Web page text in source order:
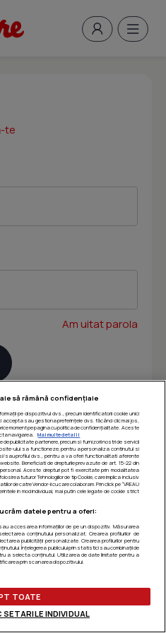
te
Am uitat parola
să rămână confidențiale
pe dispozitivul dvs., precum identificatorii cookie unici
sau gestiona preferințele dvs. făcând clic mai jos,
moment pe pagina cu politica de confidențialitate. Aceste
navigarea.
Mai multe detalii
publicitate partenere, precum si furnizorii nostri de servicii
ului sa functioneze, pentru a personaliza continutul si
sau profilul dvs., pentru a va oferi functionalitati aferente
Beneficiati de drepturile prevazute de art. 15-22 din
Aceste drepturi pot fi exercitate prin modalitatea
tuturor Tehnologiilor de tip Cookie, care implica inclusiv
de catre Vendor-ii cu care colaboram. Prin click pe “VREAU
in mod individual, mai putin cele legate de cookie strict
datele pentru a oferi:
accesarea informațiilor de pe un dispozitiv. Măsurarea
conținutului personalizat. Crearea profilurilor de
publicității personalizate. Crearea profilurilor pentru
Înțelegerea publicului prin statistici sau combinații de
a selecta conținutul. Utilizarea de date limitate pentru a
prin scanarea dispozitivului.
TOATE
SETARILE INDIVIDUAL